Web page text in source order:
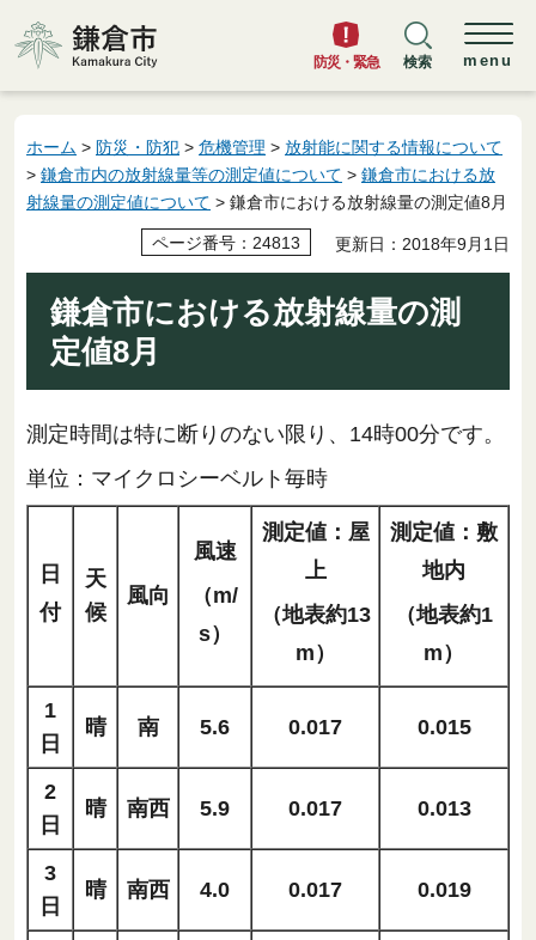
鎌倉市
防災・緊急 検索 menu
ホーム > 防災・防犯 > 危機管理 > 放射能に関する情報について
> 鎌倉市内の放射線量等の測定値について > 鎌倉市における放
射線量の測定値について > 鎌倉市における放射線量の測定値8月
ページ番号：24813 更新日：2018年9月1日
鎌倉市における放射線量の測
定値8月
測定時間は特に断りのない限り、14時00分です。
単位：マイクロシーベルト毎時
日
付
天
候
風向
風速
（m/
s）
測定値：屋
上
（地表約13
m）
測定値：敷
地内
（地表約1
m）
1
日
晴 南 5.6 0.017 0.015
2
日
晴 南西 5.9 0.017 0.013
3
日
晴 南西 4.0 0.017 0.019